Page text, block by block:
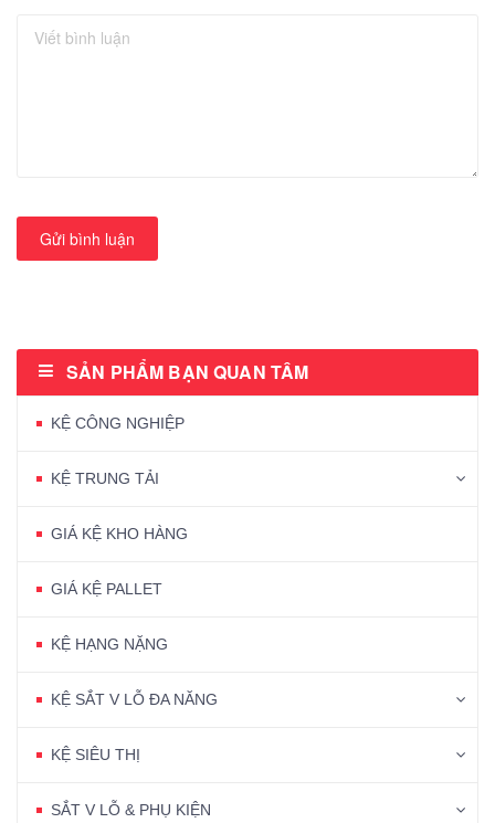
Gửi bình luận
SẢN PHẨM BẠN QUAN TÂM
KỆ CÔNG NGHIỆP
KỆ TRUNG TẢI
GIÁ KỆ KHO HÀNG
GIÁ KỆ PALLET
KỆ HẠNG NẶNG
KỆ SẮT V LỖ ĐA NĂNG
KỆ SIÊU THỊ
SẮT V LỖ & PHỤ KIỆN